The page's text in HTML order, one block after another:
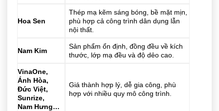
Hoa Sen
Thép mạ kẽm sáng bóng, bề mặt mịn,
phù hợp cả công trình dân dụng lẫn
nội thất.
Nam Kim
Sản phẩm ổn định, đồng đều về kích
thước, lớp mạ đều và độ dẻo cao.
VinaOne,
Ánh Hòa,
Đức Việt,
Sunrize,
Nam Hưng…
Giá thành hợp lý, dễ gia công, phù
hợp với nhiều quy mô công trình.